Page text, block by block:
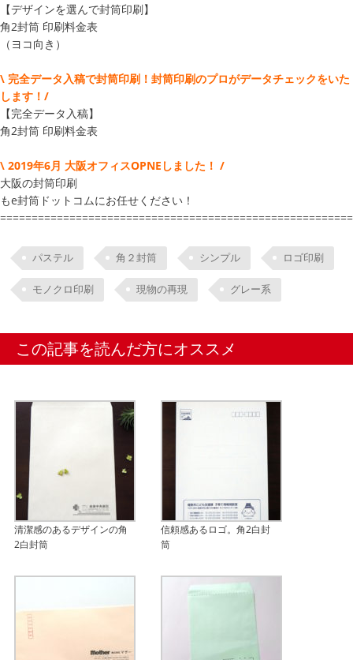
【デザインを選んで封筒印刷】
角2封筒 印刷料金表
（ヨコ向き）
\ 完全データ入稿で封筒印刷！封筒印刷のプロがデータチェックをいた
します！/
【完全データ入稿】
角2封筒 印刷料金表
\ 2019年6月 大阪オフィスOPNEしました！ /
大阪の封筒印刷
もe封筒ドットコムにお任せください！
パステル 角２封筒 シンプル ロゴ印刷
モノクロ印刷 現物の再現 グレー系
この記事を読んだ方にオススメ
清潔感のあるデザインの角
2白封筒
信頼感あるロゴ。角2白封
筒